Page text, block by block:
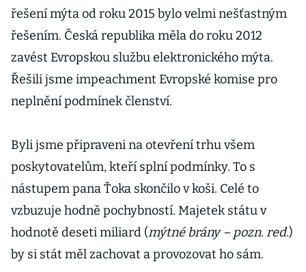
řešení mýta od roku 2015 bylo velmi nešťastným
řešením. Česká republika měla do roku 2012
zavést Evropskou službu elektronického mýta.
Řešili jsme impeachment Evropské komise pro
neplnění podmínek členství.
Byli jsme připraveni na otevření trhu všem
poskytovatelům, kteří splní podmínky. To s
nástupem pana Ťoka skončilo v koši. Celé to
vzbuzuje hodně pochybností. Majetek státu v
hodnotě deseti miliard (mýtné brány – pozn. red.)
by si stát měl zachovat a provozovat ho sám.